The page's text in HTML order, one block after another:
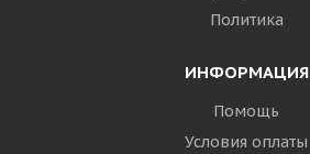
Политика
ИНФОРМАЦИЯ
Помощь
Условия оплаты